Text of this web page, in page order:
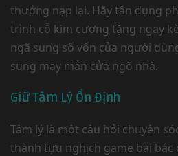
thưởng nạp lại. Hãy tận dụng
trình cỗ kim cương tặng ngay
ngã sung số vốn của người
sung may mắn cửa ngõ nhà.
Giữ Tâm Lý Ổn Định
Tâm lý là một câu hỏi chuyên
thành tựu nghịch game bài bác